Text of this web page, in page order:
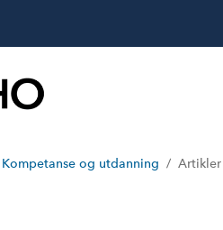
Kompetanse og utdanning Artikler